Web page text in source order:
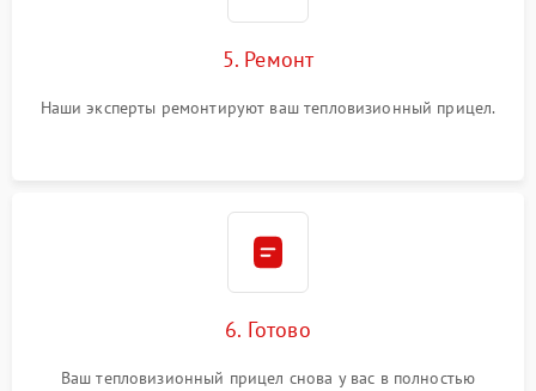
5. Ремонт
Наши эксперты ремонтируют ваш тепловизионный прицел.
6. Готово
Ваш тепловизионный прицел снова у вас в полностью